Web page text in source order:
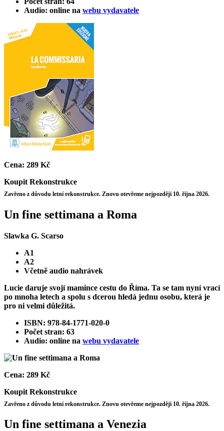
Audio: online na webu vydavatele
Cena: 289 Kč
Koupit Rekonstrukce
Zavřeno z důvodu letní rekonstrukce. Znovu otevřeme nejpozději 10. října 2026.
Un fine settimana a Roma
Slawka G. Scarso
A1
A2
Včetně audio nahrávek
Lucie daruje svojí mamince cestu do Říma. Ta se tam nyní vrací
po mnoha letech a spolu s dcerou hledá jednu osobu, která je
pro ni velmi důležitá.
ISBN: 978-84-1771-020-0
Počet stran: 63
Audio: online na webu vydavatele
Cena: 289 Kč
Koupit Rekonstrukce
Zavřeno z důvodu letní rekonstrukce. Znovu otevřeme nejpozději 10. října 2026.
Un fine settimana a Venezia